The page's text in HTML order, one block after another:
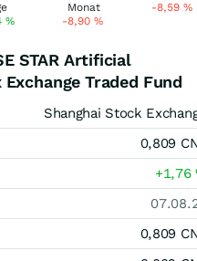
% -8,90 %
-8,59%
STAR Artificial
Traded Fund
Shanghai Stock
0,809
+1,76
0,809